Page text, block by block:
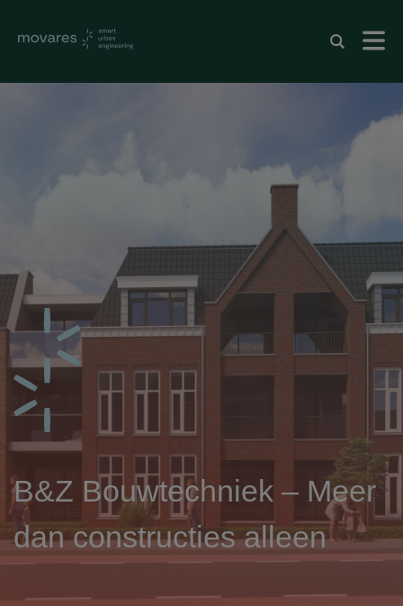
B&Z Bouwtechniek – Meer
dan constructies alleen